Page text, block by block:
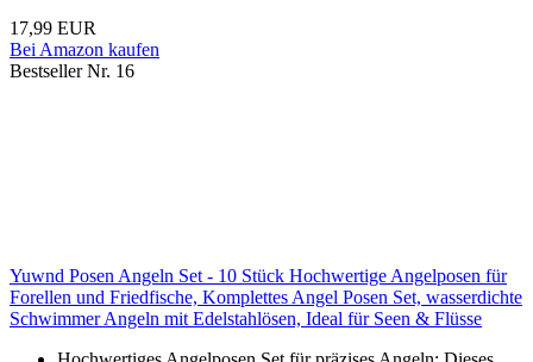
17,99 EUR
Bei Amazon kaufen
Bestseller Nr. 16
Yuwnd Posen Angeln Set - 10 Stück Hochwertige Angelposen für
Forellen und Friedfische, Komplettes Angel Posen Set, wasserdichte
Schwimmer Angeln mit Edelstahlösen, Ideal für Seen & Flüsse